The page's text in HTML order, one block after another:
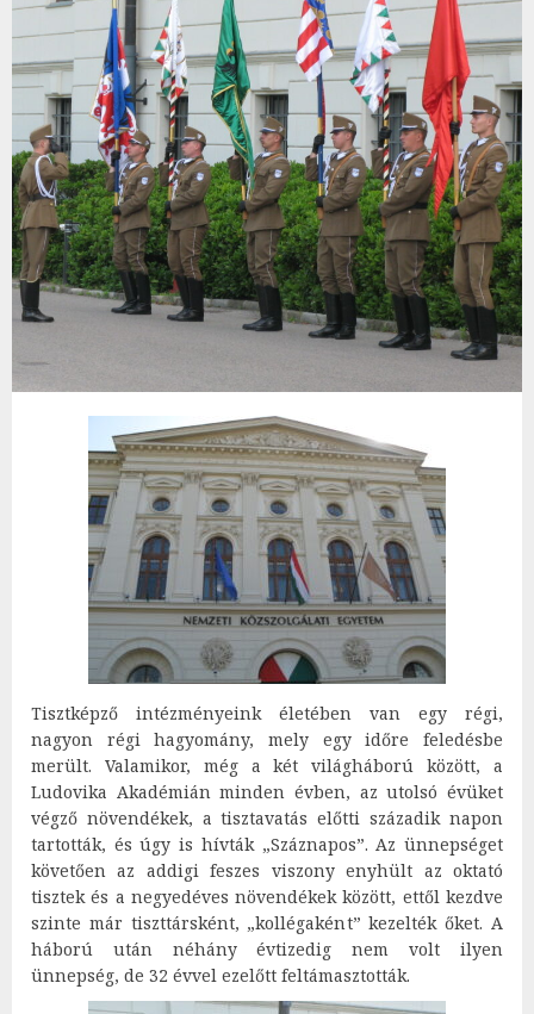
Tisztképző intézményeink életében van egy régi,
nagyon régi hagyomány, mely egy időre feledésbe
merült. Valamikor, még a két világháború között, a
Ludovika Akadémián minden évben, az utolsó évüket
végző növendékek, a tisztavatás előtti századik napon
tartották, és úgy is hívták „Száznapos”. Az ünnepséget
követően az addigi feszes viszony enyhült az oktató
tisztek és a negyedéves növendékek között, ettől kezdve
szinte már tiszttársként, „kollégaként” kezelték őket. A
háború után néhány évtizedig nem volt ilyen
ünnepség, de 32 évvel ezelőtt feltámasztották.